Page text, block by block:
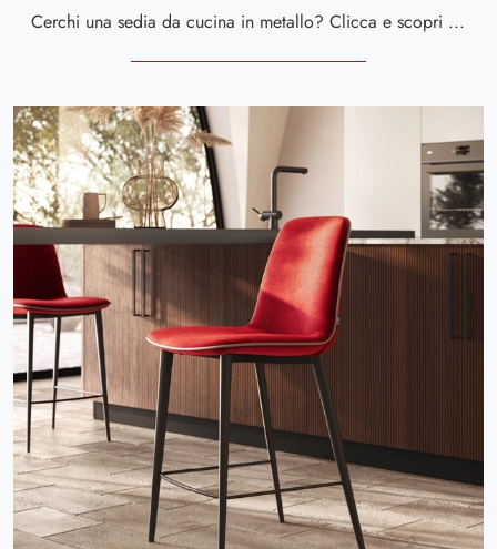
Cerchi una sedia da cucina in metallo? Clicca e scopri il modello Sam di Scavolini per ultimare i tuoi locali al meglio.